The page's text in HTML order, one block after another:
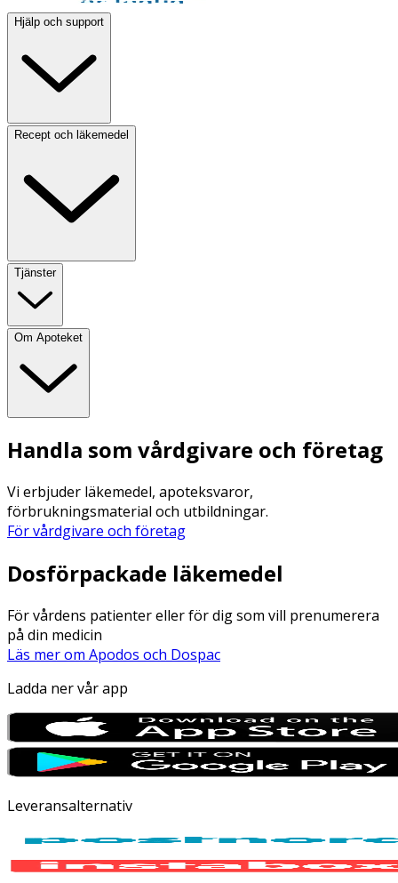
Hjälp och support
Recept och läkemedel
Tjänster
Om Apoteket
Handla som vårdgivare och företag
Vi erbjuder läkemedel, apoteksvaror,
förbrukningsmaterial och utbildningar.
För vårdgivare och företag
Dosförpackade läkemedel
För vårdens patienter eller för dig som vill prenumerera
på din medicin
Läs mer om Apodos och Dospac
Ladda ner vår app
Leveransalternativ